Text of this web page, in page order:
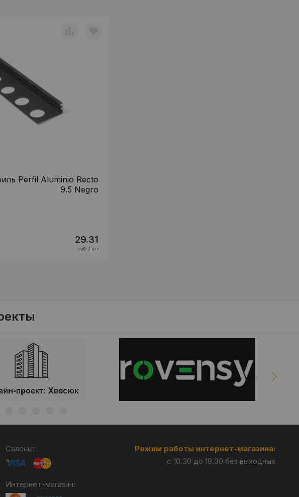
Perfil Aluminio Recto
9.5 Negro
29.31
руб. / шт
Салоны:
Интернет-магазин:
Режим работы интернет-магазина:
с 10.30 до 19.30 без выходных